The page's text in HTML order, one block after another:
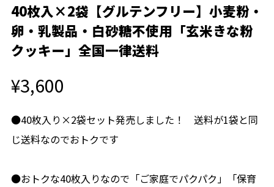
40枚入×2袋【グルテンフリー】小麦粉・
卵・乳製品・白砂糖不使用「玄米きな粉
クッキー」全国一律送料
¥3,600
●40枚入り×2袋セット発売しました！ 送料が1袋と同
じ送料なのでおトクです
●おトクな40枚入りなので「ご家庭でパクパク」「保育